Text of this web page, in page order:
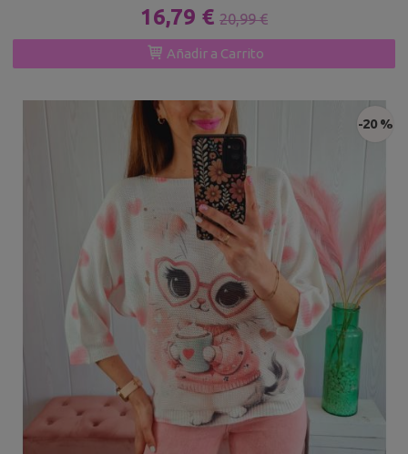
16,79 € 20,99 €
Añadir a Carrito
-20 %